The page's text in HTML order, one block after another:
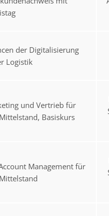
der Digitalisierung
Logistik
und Vertrieb für
Basiskurs
Management für